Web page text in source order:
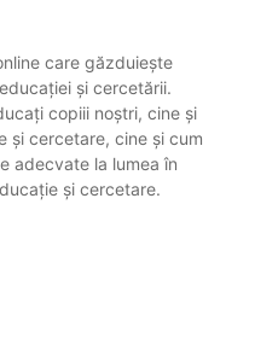
care găzduiește
și cercetării.
copiii noștri, cine și
și cercetare, cine și cum
adecvate la lumea în
și cercetare.